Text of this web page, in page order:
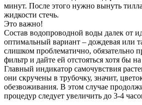
минут. После этого нужно вынуть
жидкости стечь.
Это важно!
Состав водопроводной воды далек от
оптимальный вариант – дождевая или
слишком проблематично, обязательно
фильтр и дайте ей отстояться хотя бы
Главный индикатор самочувствия
они скручены в трубочку, значит,
обезвоживания. В этом случае
процедур следует увеличить до 3-4